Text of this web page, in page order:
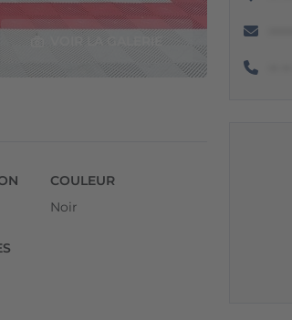
COULEUR
Noir